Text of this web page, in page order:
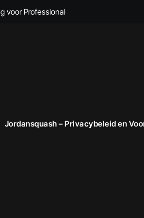
voor Professionals
Gelegenheid
Outfits op de Werkvloer
het Werk
Jordansquash – Privacybeleid en